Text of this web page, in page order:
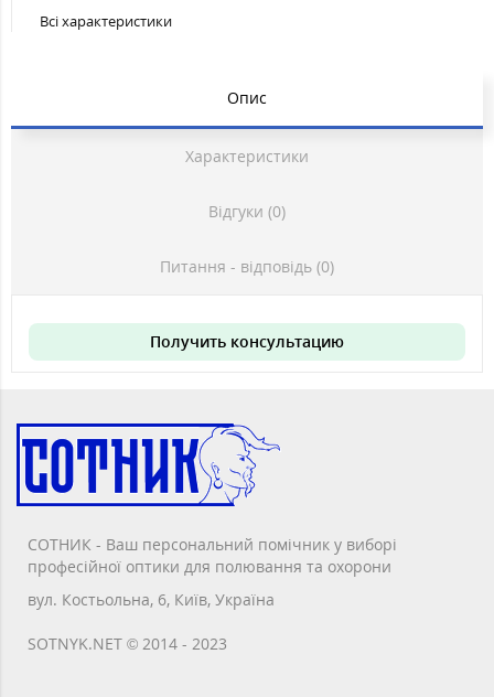
Всі характеристики
Опис
Характеристики
Відгуки (0)
Питання - відповідь (0)
Получить консультацию
СОТНИК - Ваш персональний помічник у виборі
професійної оптики для полювання та охорони
вул. Костьольна, 6, Київ, Україна
SOTNYK.NET © 2014 - 2023